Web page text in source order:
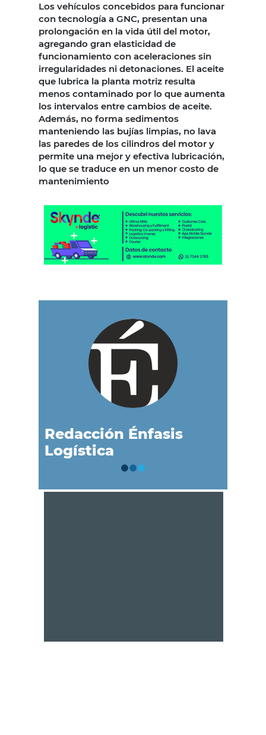
Los vehículos concebidos para funcionar
con tecnología a GNC, presentan una
prolongación en la vida útil del motor,
agregando gran elasticidad de
funcionamiento con aceleraciones sin
irregularidades ni detonaciones. El aceite
que lubrica la planta motriz resulta
menos contaminado por lo que aumenta
los intervalos entre cambios de aceite.
Además, no forma sedimentos
manteniendo las bujías limpias, no lava
las paredes de los cilindros del motor y
permite una mejor y efectiva lubricación,
lo que se traduce en un menor costo de
mantenimiento
Redacción Énfasis
Logística